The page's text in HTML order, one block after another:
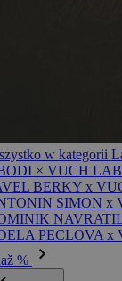
w kategorii
× VUCH LAB
BERKY x
SIMON x
PECLOVA x
%